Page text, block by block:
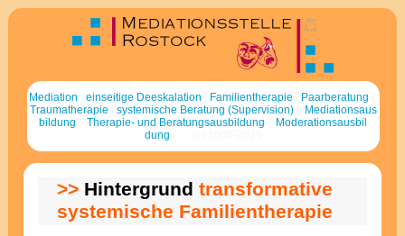
Mediationsausbildung
Mediation |einseitige Deeska lation Familientherapie Paarberatung
Traumatherapie systemische Beratung (Supervision)| Mediationsaus
bildung |Therapie- und Beratungsausbildung Moderationsausbil
dung
>> Hintergrund transformative
systemische Familientherapie